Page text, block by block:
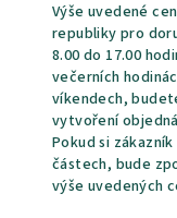
Výše uvedené
republiky pro
8.00 do 17.00
večerních
víkendech,
vytvoření
Pokud si
částech, bude
výše uvedených